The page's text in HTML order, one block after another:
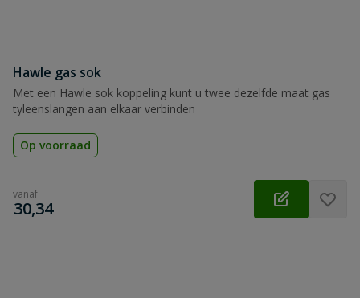
Hawle gas sok
Met een Hawle sok koppeling kunt u twee dezelfde maat gas
tyleenslangen aan elkaar verbinden
Op voorraad
vanaf
€
30,34